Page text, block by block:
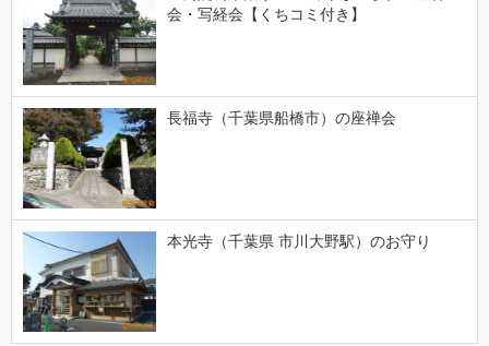
会・写経会【くちコミ付き】
長福寺（千葉県船橋市）の座禅会
本光寺（千葉県 市川大野駅）のお守り